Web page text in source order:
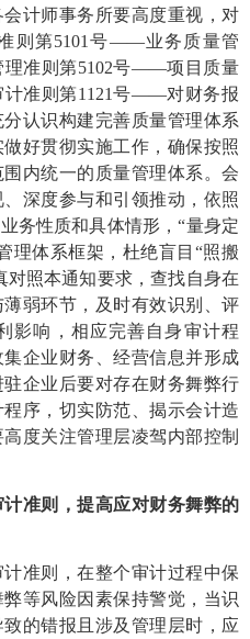
计师事务所要高度重视，对
则第5101号——业务质量管
理准则第5102号——项目质量
计准则第1121号——对财务报
认识构建完善质量管理体系
好贯彻实施工作，确保按照
内统一的质量管理体系。会
深度参与和引领推动，依照
务性质和具体情形，“量身定
理体系框架，杜绝盲目“照搬
对照本通知要求，查找自身在
弱环节，及时有效识别、评
影响，相应完善自身审计程
企业财务、经营信息并形成
企业后要对存在财务舞弊行
序，切实防范、揭示会计造
度关注管理层凌驾内部控制
准则，提高应对财务舞弊的
准则，在整个审计过程中保
等风险因素保持警觉，当识
的错报且涉及管理层时，应